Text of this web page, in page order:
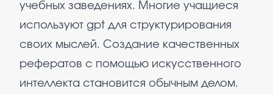
учебных заведениях. Многие учащиеся
используют gpt для структурирования
своих мыслей. Создание качественных
рефератов с помощью искусственного
интеллекта становится обычным делом.